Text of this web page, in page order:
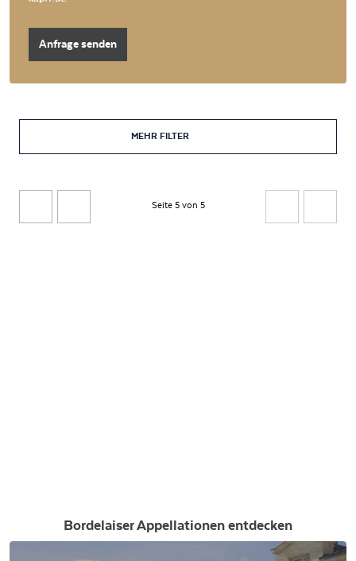
Anfrage senden
MEHR FILTER
Seite 5 von 5
Bordelaiser Appellationen entdecken